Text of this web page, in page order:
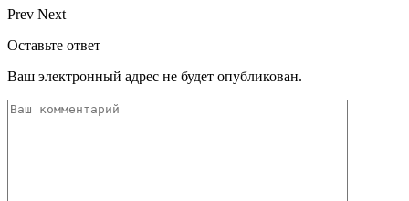
Prev Next
Оставьте ответ
Ваш электронный адрес не будет опубликован.